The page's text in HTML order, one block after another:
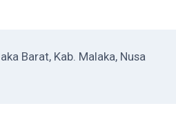
Barat, Kab. Malaka, Nusa